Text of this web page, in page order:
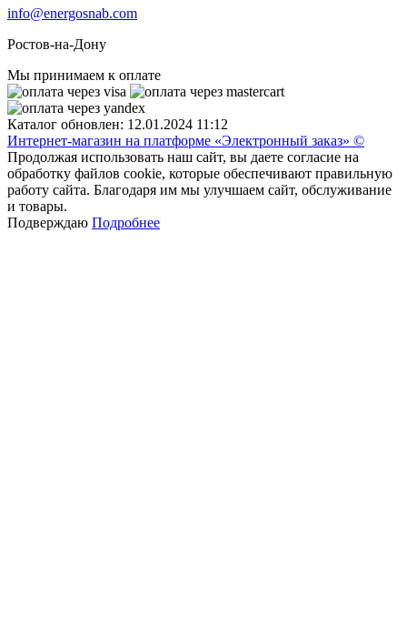
info@energosnab.com
Ростов-на-Дону
Мы принимаем к оплате
Каталог обновлен: 12.01.2024 11:12
Интернет-магазин на платформе «Электронный заказ» ©
Продолжая использовать наш сайт, вы даете согласие на
обработку файлов cookie, которые обеспечивают правильную
работу сайта. Благодаря им мы улучшаем сайт, обслуживание
и товары.
Подверждаю Подробнее